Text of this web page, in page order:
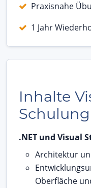
Praxisnahe
1 Jahr
Inhalte
Schulung
.NET und Visual
Architektur
Oberfläche